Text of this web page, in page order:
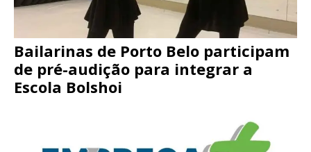
Bailarinas de Porto Belo participam
de pré-audição para integrar a
Escola Bolshoi